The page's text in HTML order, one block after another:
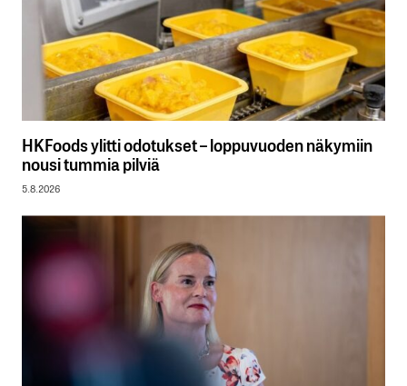
HKFoods ylitti odotukset – loppuvuoden näkymiin
nousi tummia pilviä
5.8.2026